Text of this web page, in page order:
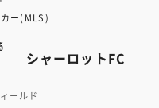
ー(MLS)
シャーロットFC
ールド